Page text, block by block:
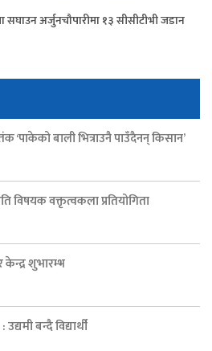
सघाउन अर्जुनचौपारीमा १३ सीसीटीभी जडान
‘पाकेको बाली भित्राउनै पाउँदैनन् किसान’
विषयक वक्तृत्वकला प्रतियोगिता
शुभारम्भ
बन्दै विद्यार्थी